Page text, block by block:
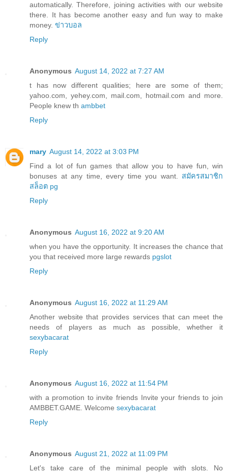
automatically. Therefore, joining activities with our website
there. It has become another easy and fun way to make
money. ข่าวบอล
Reply
Anonymous August 14, 2022 at 7:27 AM
t has now different qualities; here are some of them;
yahoo.com, yehey.com, mail.com, hotmail.com and more.
People knew th ambbet
Reply
mary August 14, 2022 at 3:03 PM
Find a lot of fun games that allow you to have fun, win
bonuses at any time, every time you want. สมัครสมาชิก
สล็อต pg
Reply
Anonymous August 16, 2022 at 9:20 AM
when you have the opportunity. It increases the chance that
you that received more large rewards pgslot
Reply
Anonymous August 16, 2022 at 11:29 AM
Another website that provides services that can meet the
needs of players as much as possible, whether it
sexybacarat
Reply
Anonymous August 16, 2022 at 11:54 PM
with a promotion to invite friends Invite your friends to join
AMBBET.GAME. Welcome sexybacarat
Reply
Anonymous August 21, 2022 at 11:09 PM
Let's take care of the minimal people with slots. No